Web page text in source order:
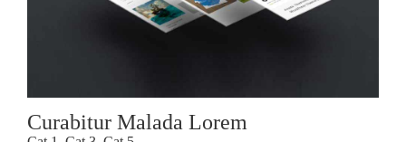
Curabitur Malada Lorem